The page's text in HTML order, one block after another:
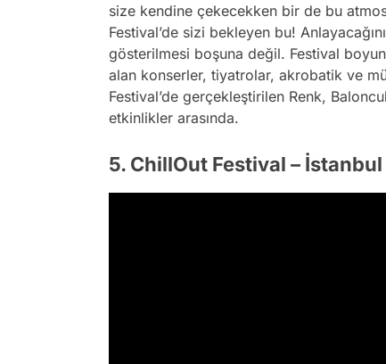
size kendine çekecekken bir de bu
Festival’de sizi bekleyen bu!
gösterilmesi boşuna değil. Festival
alan konserler, tiyatrolar, akrobatik ve
Festival’de gerçekleştirilen Renk,
etkinlikler arasında.
5. ChillOut Festival –